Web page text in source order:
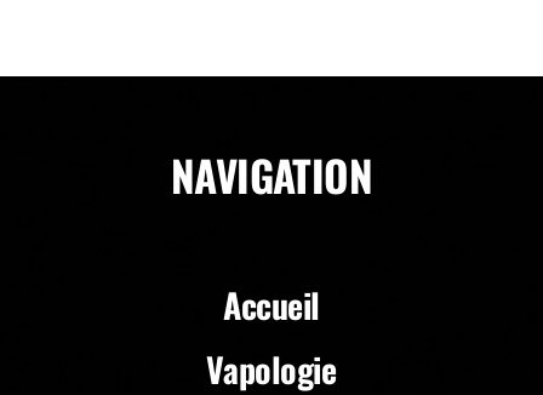
NAVIGATION
Accueil
Vapologie